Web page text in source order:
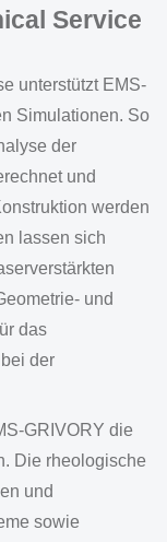
Service
unterstützt EMS-
Simulationen. So
der
und
werden
lassen sich
und
das
der
GRIVORY die
Die rheologische
und
sowie